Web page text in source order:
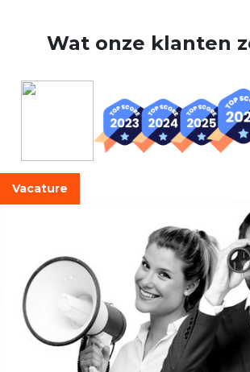
Wat onze klanten
Vacature